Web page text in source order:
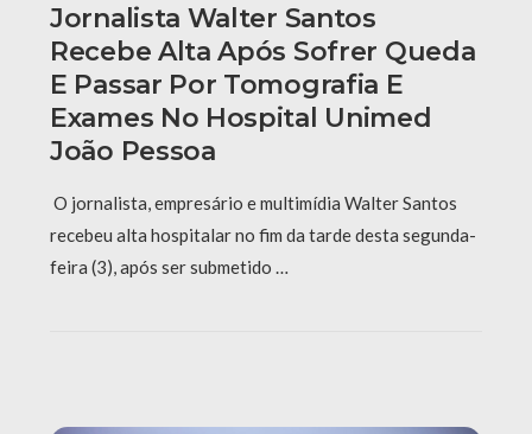
Jornalista Walter Santos
Recebe Alta Após Sofrer Queda
E Passar Por Tomografia E
Exames No Hospital Unimed
João Pessoa
O jornalista, empresário e multimídia Walter Santos
recebeu alta hospitalar no fim da tarde desta segunda-
feira (3), após ser submetido …